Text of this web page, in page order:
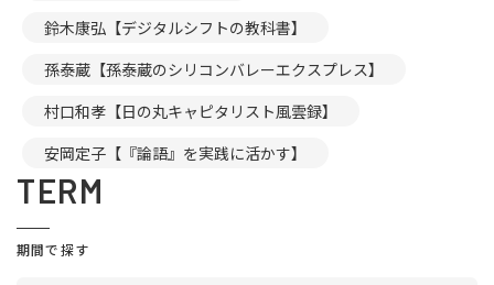
鈴木康弘【デジタルシフトの教科書】
孫泰蔵【孫泰蔵のシリコンバレーエクスプレス】
村口和孝【日の丸キャピタリスト風雲録】
安岡定子【『論語』を実践に活かす】
TERM
期間で探す